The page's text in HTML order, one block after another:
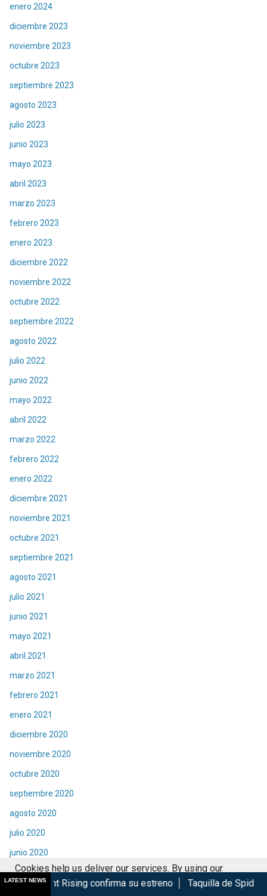
enero 2024
diciembre 2023
noviembre 2023
octubre 2023
septiembre 2023
agosto 2023
julio 2023
junio 2023
mayo 2023
abril 2023
marzo 2023
febrero 2023
enero 2023
diciembre 2022
noviembre 2022
octubre 2022
septiembre 2022
agosto 2022
julio 2022
junio 2022
mayo 2022
abril 2022
marzo 2022
febrero 2022
enero 2022
diciembre 2021
noviembre 2021
octubre 2021
septiembre 2021
agosto 2021
julio 2021
junio 2021
mayo 2021
abril 2021
marzo 2021
febrero 2021
enero 2021
diciembre 2020
noviembre 2020
octubre 2020
septiembre 2020
agosto 2020
julio 2020
junio 2020
mayo 2020
LATEST NEWS
confirma su estreno Taquilla de Spider-Man Brand New
Cookies help us deliver our services. By using our
services, you agree to our use of cookies.
Got it